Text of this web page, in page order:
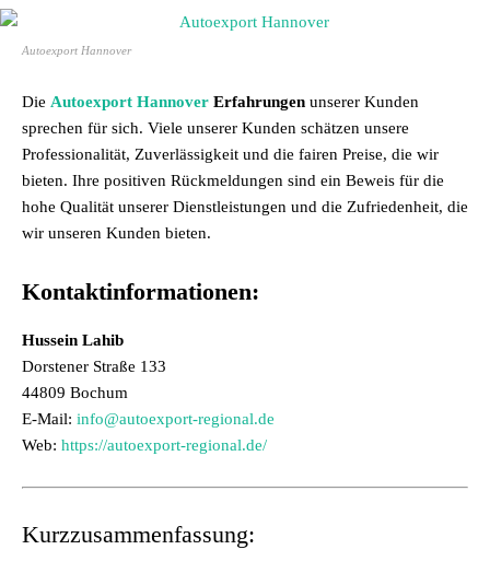
Autoexport Hannover
Die Autoexport Hannover Erfahrungen unserer Kunden
sprechen für sich. Viele unserer Kunden schätzen unsere
Professionalität, Zuverlässigkeit und die fairen Preise, die wir
bieten. Ihre positiven Rückmeldungen sind ein Beweis für die
hohe Qualität unserer Dienstleistungen und die Zufriedenheit, die
wir unseren Kunden bieten.
Kontaktinformationen:
Hussein Lahib
Dorstener Straße 133
44809 Bochum
E-Mail: info@autoexport-regional.de
Web: https://autoexport-regional.de/
Kurzzusammenfassung: